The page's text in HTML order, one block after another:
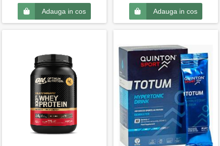
Adauga in cos Adauga in cos